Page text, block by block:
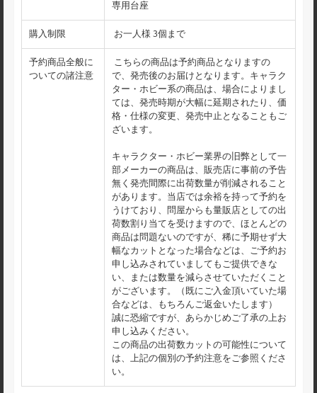
専用台座
購入制限 お一人様 3個まで
予約商品全般に
ついての諸注意
こちらの商品は予約商品となりますの
で、発売後のお届けとなります。キャラク
ター・ホビー系の商品は、場合によりまし
ては、発売時期が大幅に延期されたり、価
格・仕様の変更、発売中止となることもご
ざいます。
キャラクター・ホビー業界の旧弊として一
部メーカーの商品は、販売店に事前の予告
無く発売間際に出荷数量が削減されること
があります。当店では余裕を持って予約を
うけており、問屋からも量販店としての出
荷数割り当てを受けますので、ほとんどの
商品は問題ないのですが、稀に予期せず大
幅なカットとなった場合などは、ご予約お
申し込みされていましてもご提供できな
い、または数量を減らさせていただくこと
がございます。（既にご入金頂いていた場
合などは、もちろんご返金いたします）
誠に恐縮ですが、あらかじめご了承の上お
申し込みください。
この商品の出荷数カットの可能性について
は、上記の個別の予約注意をご参照くださ
い。